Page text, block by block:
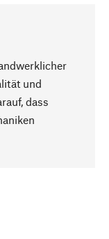
und
dass